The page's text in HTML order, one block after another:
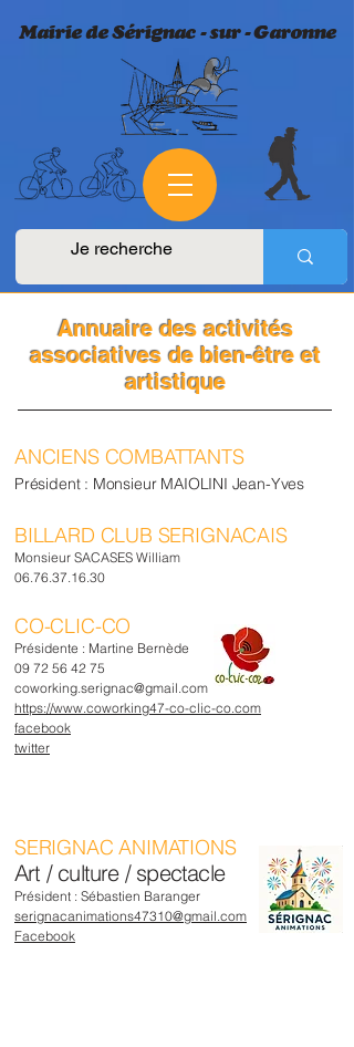
​Mairie de Sérignac - sur - Garonne
Annuaire des activités
associatives de bien-être et
artistique
ANCIENS COMBATTANTS
Président : Monsieur MAIOLINI Jean-Yves
BILLARD CLUB SERIGNACAIS
Monsieur SACASES William
06.76.37.16.30
CO-CLIC-CO
Présidente : Martine Bernède
09 72 56 42 75
coworking.serignac@gmail.com
https://www.coworking47-co-clic-co.com
facebook
twitter
SERIGNAC ANIMATIONS
Art / culture / spectacle
Président : Sébastien Baranger
serignacanimations47310@gmail.com
Facebook